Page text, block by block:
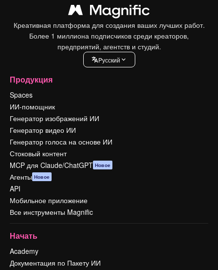
Креативная платформа для создания ваших лучших работ.
Более 1 миллиона подписчиков среди креаторов,
предприятий, агентств и студий.
Pусский
Продукция
Spaces
ИИ-помощник
Генератор изображений ИИ
Генератор видео ИИ
Генератор голоса на основе ИИ
Стоковый контент
MCP для Claude/ChatGPT Новое
Агенты Новое
API
Мобильное приложение
Все инструменты Magnific
Начать
Academy
Документация по Пакету ИИ